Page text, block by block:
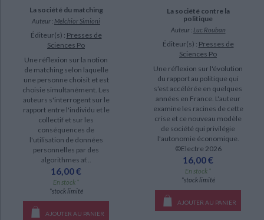
La société du matching
Auteur : Melchior Simioni
Éditeur(s) : Presses de
Sciences Po
Une réflexion sur la notion
de matching selon laquelle
une personne choisit et est
choisie simultanément. Les
auteurs s'interrogent sur le
rapport entre l'individu et le
collectif et sur les
conséquences de
l'utilisation de données
personnelles par des
algorithmes af...
16,00 €
En stock *
*stock limité
AJOUTER AU PANIER
La société contre la
politique
Auteur : Luc Rouban
Éditeur(s) : Presses de
Sciences Po
Une réflexion sur l'évolution
du rapport au politique qui
s'est accélérée en quelques
années en France. L'auteur
examine les racines de cette
crise et ce nouveau modèle
de société qui privilégie
l'autonomie économique.
©Electre 2026
16,00 €
En stock *
*stock limité
AJOUTER AU PANIER